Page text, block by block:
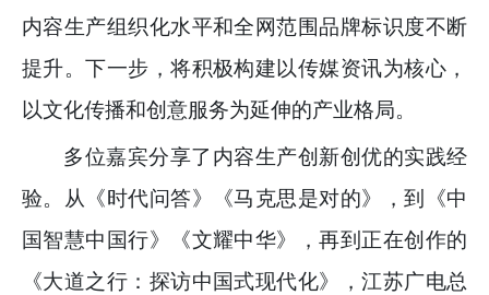
内容生产组织化水平和全网范围品牌标识度不断
提升。下一步，将积极构建以传媒资讯为核心，
以文化传播和创意服务为延伸的产业格局。
多位嘉宾分享了内容生产创新创优的实践经
验。从《时代问答》《马克思是对的》，到《中
国智慧中国行》《文耀中华》，再到正在创作的
《大道之行：探访中国式现代化》，江苏广电总